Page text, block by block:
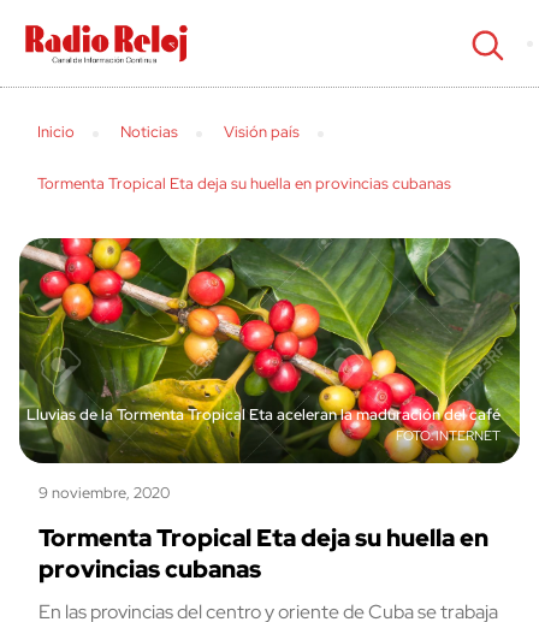
cerrar
Inicio Noticias Visión país
Tormenta Tropical Eta deja su huella en provincias cubanas
Lluvias de la Tormenta Tropical Eta aceleran la maduración del café
INTERNET
9 noviembre, 2020
Tormenta Tropical Eta deja su huella en
provincias cubanas
En las provincias del centro y oriente de Cuba se trabaja